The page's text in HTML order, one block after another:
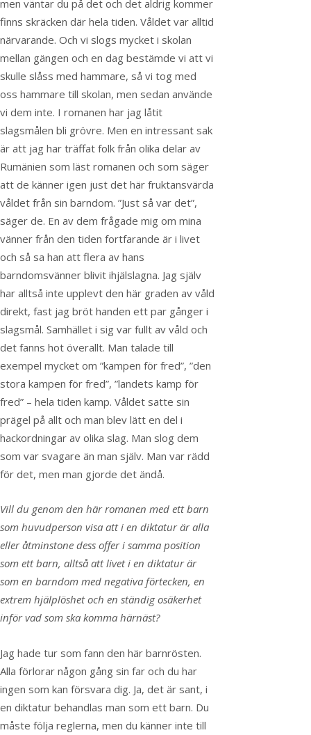
men väntar du på det och det aldrig kommer
finns skräcken där hela tiden. Våldet var alltid
närvarande. Och vi slogs mycket i skolan
mellan gängen och en dag bestämde vi att vi
skulle slåss med hammare, så vi tog med
oss hammare till skolan, men sedan använde
vi dem inte. I romanen har jag låtit
slagsmålen bli grövre. Men en intressant sak
är att jag har träffat folk från olika delar av
Rumänien som läst romanen och som säger
att de känner igen just det här fruktansvärda
våldet från sin barndom. ”Just så var det”,
säger de. En av dem frågade mig om mina
vänner från den tiden fortfarande är i livet
och så sa han att flera av hans
barndomsvänner blivit ihjälslagna. Jag själv
har alltså inte upplevt den här graden av våld
direkt, fast jag bröt handen ett par gånger i
slagsmål. Samhället i sig var fullt av våld och
det fanns hot överallt. Man talade till
exempel mycket om ”kampen för fred”, ”den
stora kampen för fred”, ”landets kamp för
fred” – hela tiden kamp. Våldet satte sin
prägel på allt och man blev lätt en del i
hackordningar av olika slag. Man slog dem
som var svagare än man själv. Man var rädd
för det, men man gjorde det ändå.
Vill du genom den här romanen med ett barn
som huvudperson visa att i en diktatur är alla
eller åtminstone dess offer i samma position
som ett barn, alltså att livet i en diktatur är
som en barndom med negativa förtecken, en
extrem hjälplöshet och en ständig osäkerhet
inför vad som ska komma härnäst?
Jag hade tur som fann den här barnrösten.
Alla förlorar någon gång sin far och du har
ingen som kan försvara dig. Ja, det är sant, i
en diktatur behandlas man som ett barn. Du
måste följa reglerna, men du känner inte till